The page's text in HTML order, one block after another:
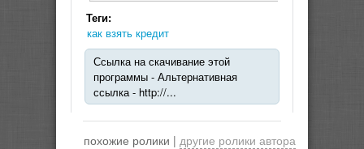
Теги:
как взять кредит
Ссылка на скачивание этой
программы - Альтернативная
ссылка - http://...
похожие ролики | другие ролики автора